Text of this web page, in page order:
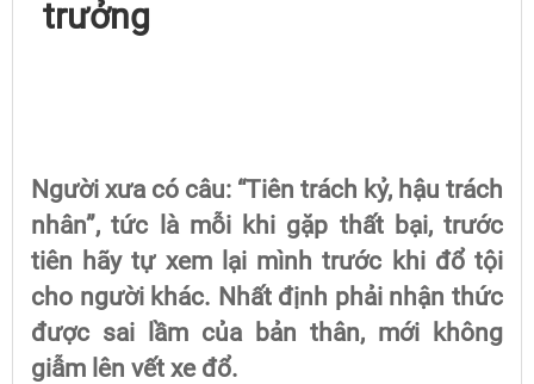
trưởng
Người xưa có câu: “Tiên trách kỷ, hậu trách
nhân”, tức là mỗi khi gặp thất bại, trước
tiên hãy tự xem lại mình trước khi đổ tội
cho người khác. Nhất định phải nhận thức
được sai lầm của bản thân, mới không
giẫm lên vết xe đổ.